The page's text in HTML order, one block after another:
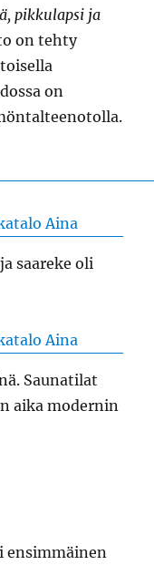
pikkulapsi ja
on tehty
on
saareke oli
Saunatilat
aika modernin
ensimmäinen